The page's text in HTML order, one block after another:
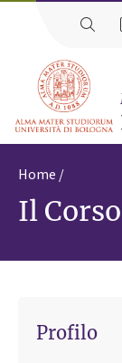
Home
Il Corso
Profilo